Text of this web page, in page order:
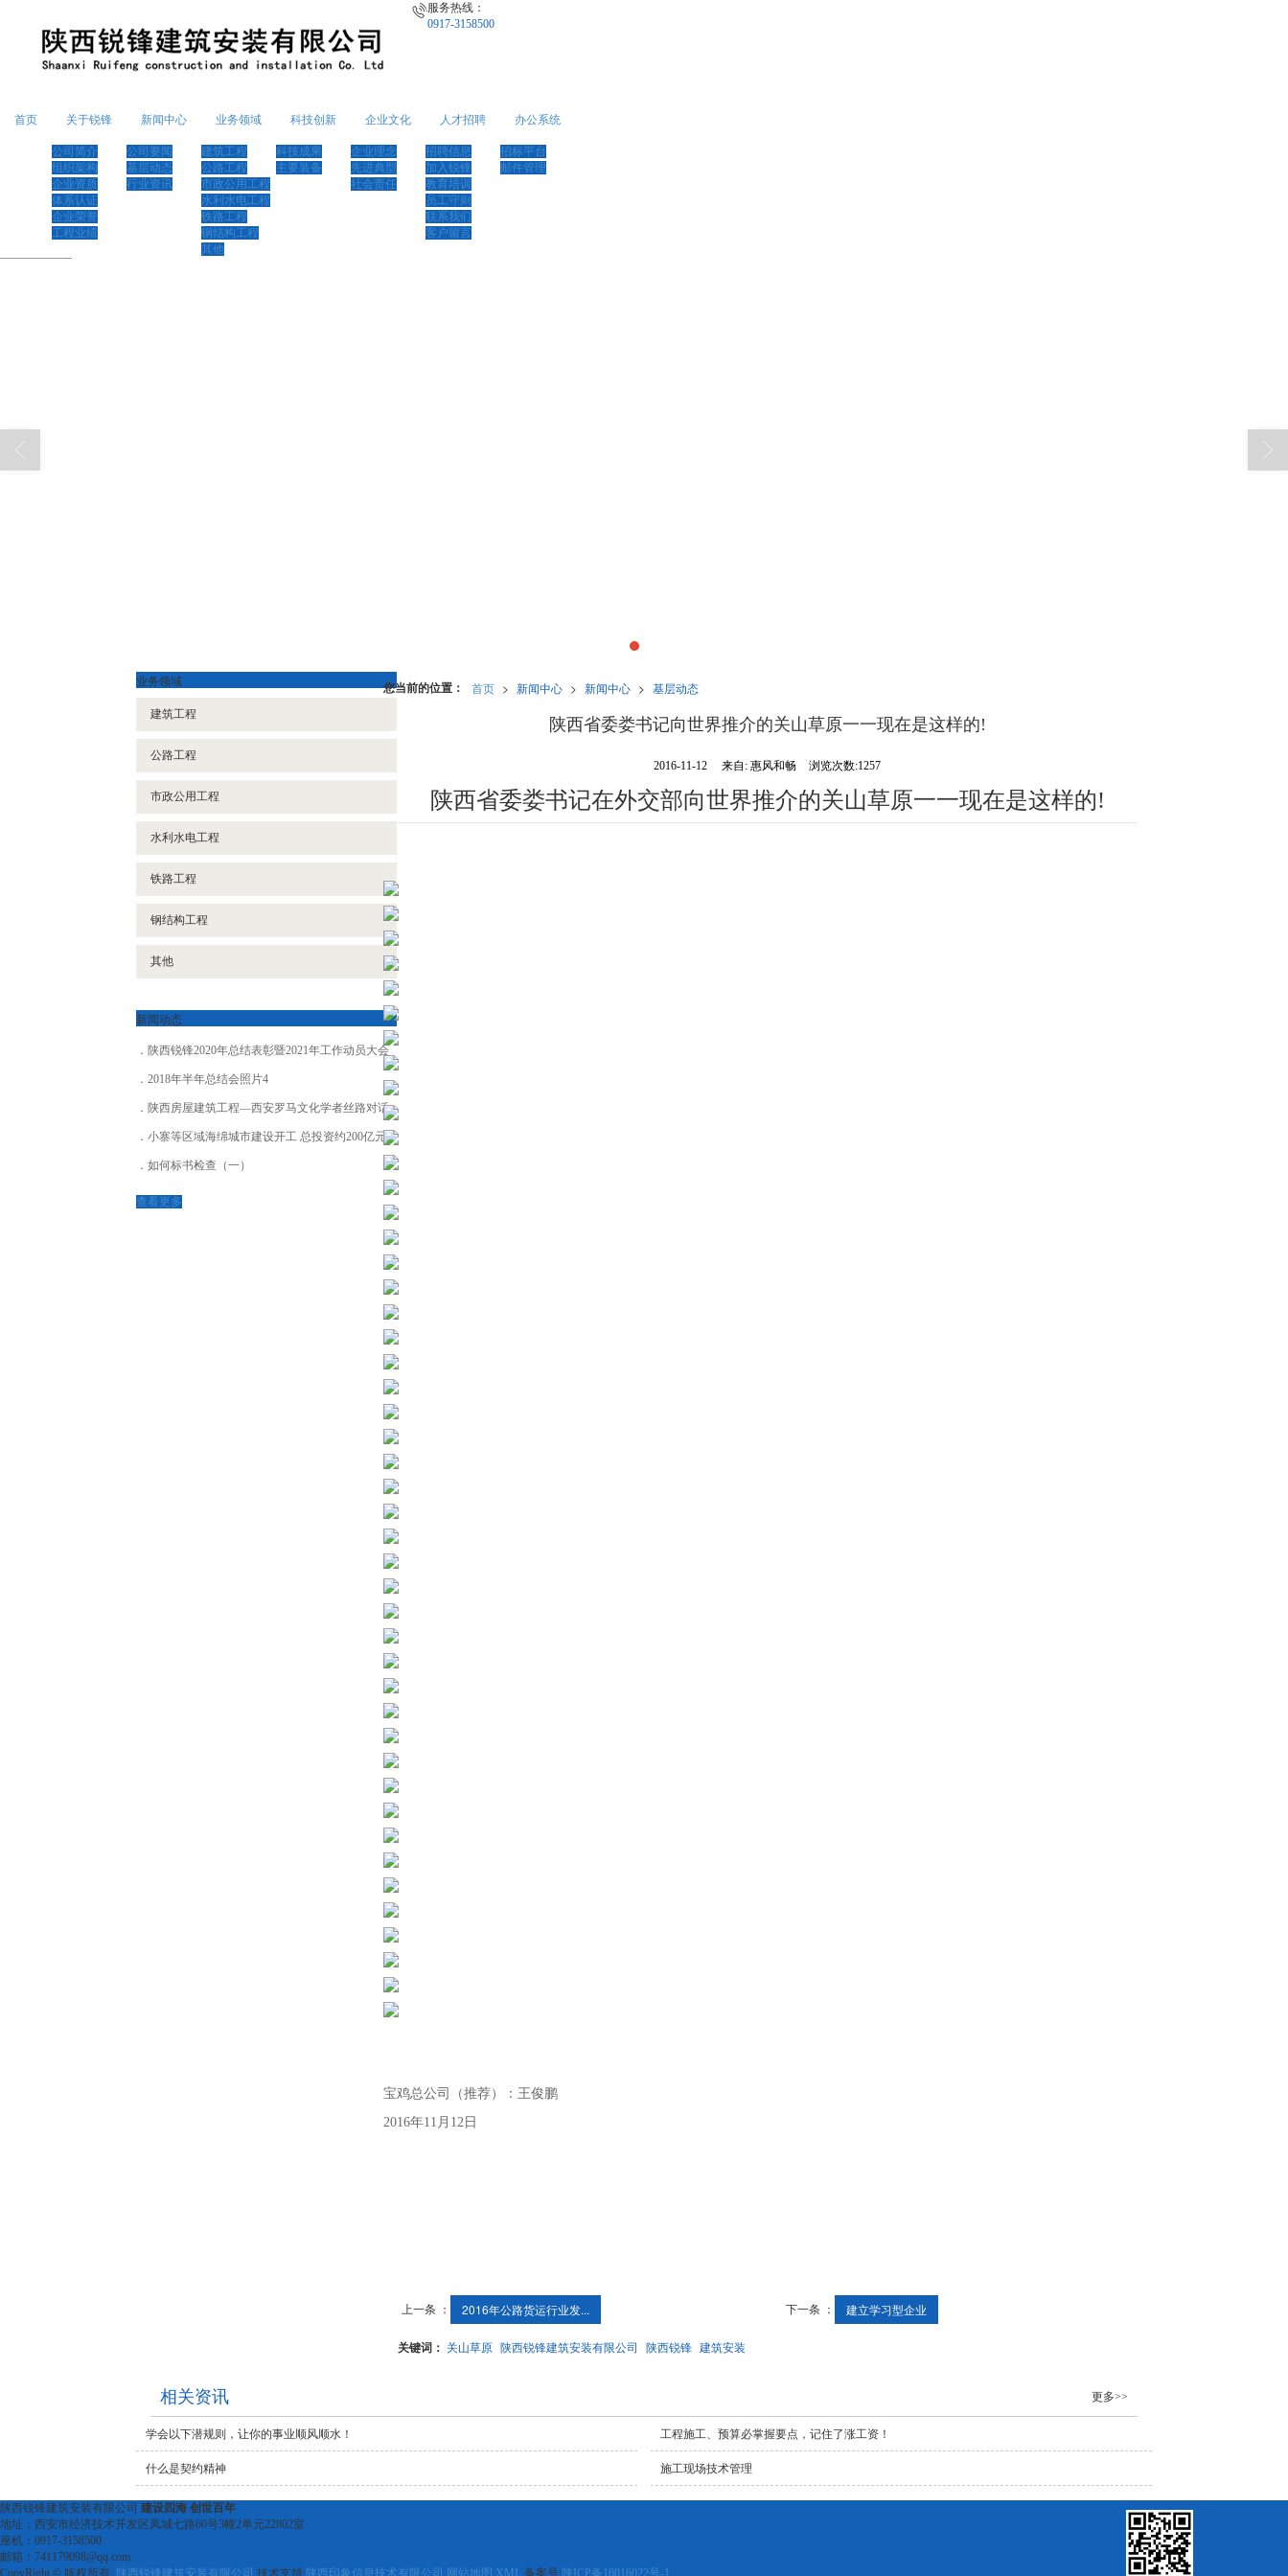
服务热线：
0917-3158500
首页 关于锐锋
公司简介
组织架构
企业资质
体系认证
企业荣誉
工程业绩
新闻中心
公司要闻
基层动态
行业资讯
业务领域
建筑工程
公路工程
市政公用工程
水利水电工程
铁路工程
钢结构工程
其他
科技创新
科技成果
主要装备
企业文化
企业理念
先进典型
社会责任
人才招聘
招聘信息
加入锐锋
教育培训
员工守则
联系我们
客户留言
办公系统
招标平台
邮件管理
您当前的位置： 首页 > 新闻中心 > 新闻中心 > 基层动态
陕西省委娄书记向世界推介的关山草原一一现在是这样的!
2016-11-12 来自:惠风和畅 浏览次数:1257
陕西省委娄书记在外交部向世界推介的关山草原一一现在是这样的!
宝鸡总公司（推荐）：王俊鹏
2016年11月12日
上一条 ： 2016年公路货运行业发... 下一条 ： 建立学习型企业
关键词： 关山草原 陕西锐锋建筑安装有限公司 陕西锐锋 建筑安装
业务领域
建筑工程
公路工程
市政公用工程
水利水电工程
铁路工程
钢结构工程
其他
新闻动态
陕西锐锋2020年总结表彰暨2021年工作动员大会
2018年半年总结会照片4
陕西房屋建筑工程—西安罗马文化学者丝路对话
小寨等区域海绵城市建设开工 总投资约200亿元
如何标书检查（一）
查看更多
相关资讯 更多>>
学会以下潜规则，让你的事业顺风顺水！ 工程施工、预算必掌握要点，记住了涨工资！
什么是契约精神 施工现场技术管理
陕西锐锋建筑安装有限公司 建设四海 创世百年
地址：西安市经济技术开发区凤城七路60号3幢2单元22802室
座机：0917-3158500
邮箱：741179098@qq.com
CopyRight © 版权所有: 陕西锐锋建筑安装有限公司 技术支持:陕西印象信息技术有限公司 网站地图 XML 备案号:陕ICP备16016022号-1